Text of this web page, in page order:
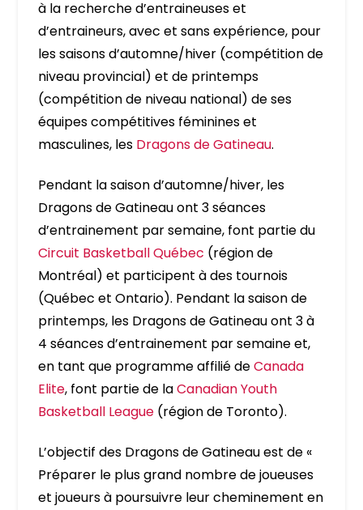
à la recherche d’entraineuses et
d’entraineurs, avec et sans expérience, pour
les saisons d’automne/hiver (compétition de
niveau provincial) et de printemps
(compétition de niveau national) de ses
équipes compétitives féminines et
masculines, les Dragons de Gatineau.
Pendant la saison d’automne/hiver, les
Dragons de Gatineau ont 3 séances
d’entrainement par semaine, font partie du
Circuit Basketball Québec (région de
Montréal) et participent à des tournois
(Québec et Ontario). Pendant la saison de
printemps, les Dragons de Gatineau ont 3 à
4 séances d’entrainement par semaine et,
en tant que programme affilié deCanada
Elite, font partie de laCanadian Youth
Basketball League (région de Toronto).
L’objectif des Dragons de Gatineau est de «
Préparer le plus grand nombre de joueuses
et joueurs à poursuivre leur cheminement en